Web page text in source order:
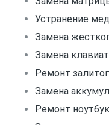
Устранение
Замена
Замена
Ремонт
Замена
Ремонт